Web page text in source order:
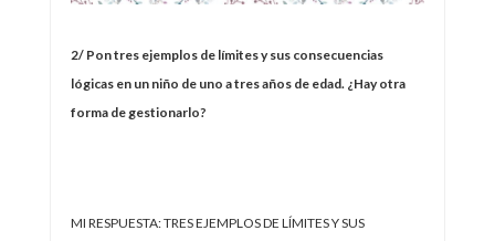
2/ Pon tres ejemplos de límites y sus consecuencias
lógicas en un niño de uno a tres años de edad. ¿Hay otra
forma de gestionarlo?
MI RESPUESTA: TRES EJEMPLOS DE LÍMITES Y SUS